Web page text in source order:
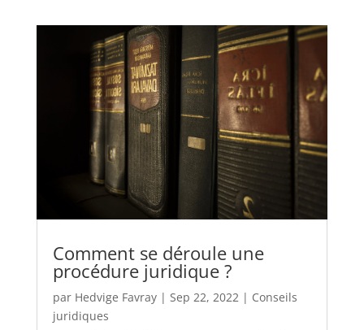
Comment se déroule une
procédure juridique ?
par Hedvige Favray| Sep 22, 2022 | Conseils
juridiques